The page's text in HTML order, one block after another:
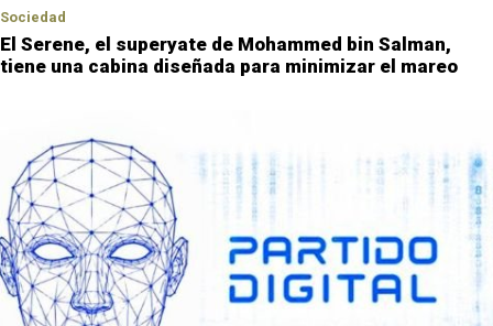
Sociedad
El Serene, el superyate de Mohammed bin Salman,
tiene una cabina diseñada para minimizar el mareo